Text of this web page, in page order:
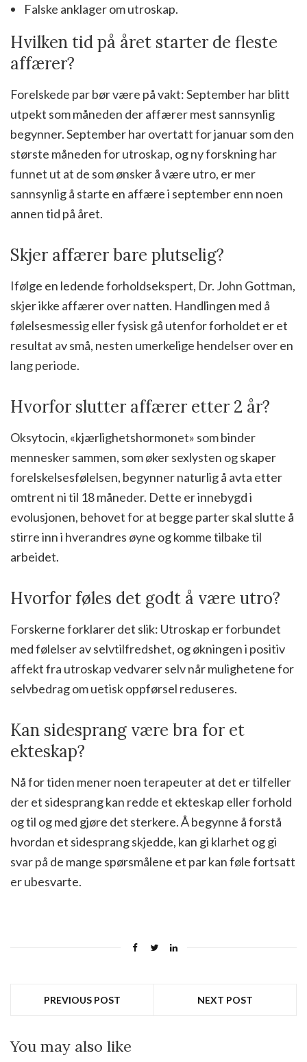
Falske anklager om utroskap.
Hvilken tid på året starter de fleste
affærer?
Forelskede par bør være på vakt: September har blitt
utpekt som måneden der affærer mest sannsynlig
begynner. September har overtatt for januar som den
største måneden for utroskap, og ny forskning har
funnet ut at de som ønsker å være utro, er mer
sannsynlig å starte en affære i september enn noen
annen tid på året.
Skjer affærer bare plutselig?
Ifølge en ledende forholdsekspert, Dr. John Gottman,
skjer ikke affærer over natten. Handlingen med å
følelsesmessig eller fysisk gå utenfor forholdet er et
resultat av små, nesten umerkelige hendelser over en
lang periode.
Hvorfor slutter affærer etter 2 år?
Oksytocin, «kjærlighetshormonet» som binder
mennesker sammen, som øker sexlysten og skaper
forelskelsesfølelsen, begynner naturlig å avta etter
omtrent ni til 18 måneder. Dette er innebygd i
evolusjonen, behovet for at begge parter skal slutte å
stirre inn i hverandres øyne og komme tilbake til
arbeidet.
Hvorfor føles det godt å være utro?
Forskerne forklarer det slik: Utroskap er forbundet
med følelser av selvtilfredshet, og økningen i positiv
affekt fra utroskap vedvarer selv når mulighetene for
selvbedrag om uetisk oppførsel reduseres.
Kan sidesprang være bra for et
ekteskap?
Nå for tiden mener noen terapeuter at det er tilfeller
der et sidesprang kan redde et ekteskap eller forhold
og til og med gjøre det sterkere. Å begynne å forstå
hvordan et sidesprang skjedde, kan gi klarhet og gi
svar på de mange spørsmålene et par kan føle fortsatt
er ubesvarte.
PREVIOUS POST NEXT POST
You may also like